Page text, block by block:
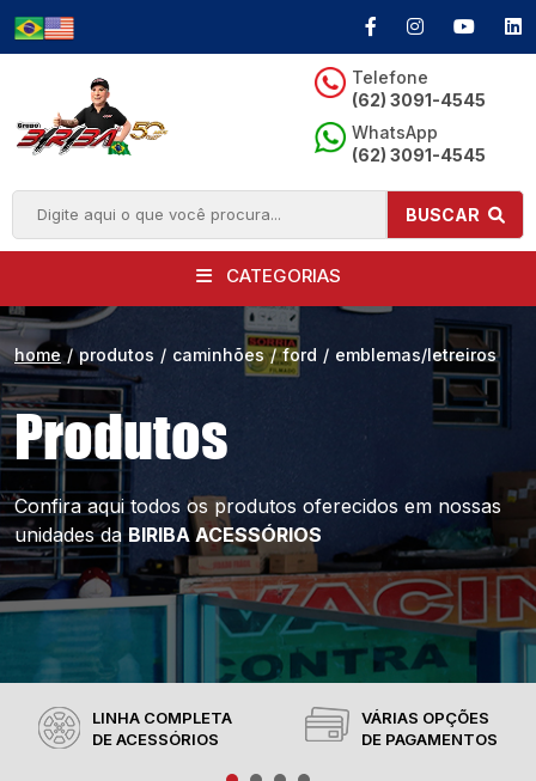
Telefone
(62) 3091-4545
WhatsApp
(62) 3091-4545
BUSCAR
CATEGORIAS
home / produtos / caminhões / ford / emblemas/letreiros
Produtos
Confira aqui todos os produtos oferecidos em nossas
unidades da BIRIBA ACESSÓRIOS
LINHA COMPLETA
DE ACESSÓRIOS
VÁRIAS OPÇÕES
DE PAGAMENTOS